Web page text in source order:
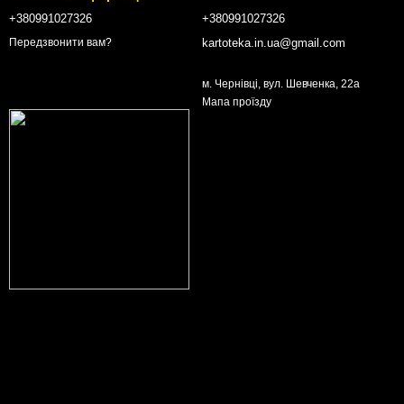
+380991027326
Передзвонити вам?
+380991027326
kartoteka.in.ua@gmail.com
м. Чернівці, вул. Шевченка, 22а
Мапа проїзду